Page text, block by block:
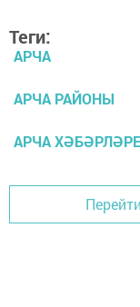
Теги:
АРЧА
АРЧА РАЙОНЫ
АРЧА ХӘБӘРЛӘРЕ